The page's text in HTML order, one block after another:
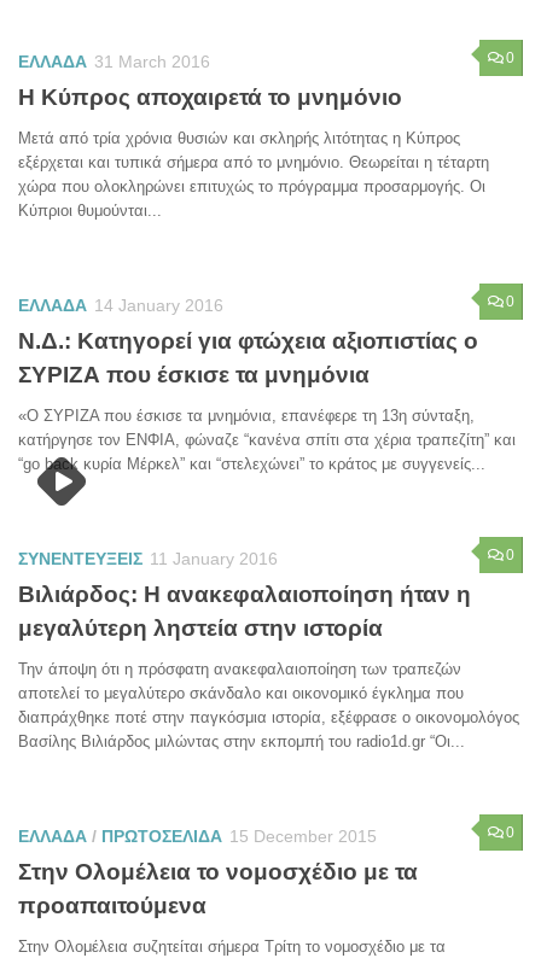
0
ΕΛΛΑΔΑ 31 March 2016
Η Κύπρος αποχαιρετά το μνημόνιο
Μετά από τρία χρόνια θυσιών και σκληρής λιτότητας η Κύπρος
εξέρχεται και τυπικά σήμερα από το μνημόνιο. Θεωρείται η τέταρτη
χώρα που ολοκληρώνει επιτυχώς το πρόγραμμα προσαρμογής. Οι
Κύπριοι θυμούνται...
0
ΕΛΛΑΔΑ 14 January 2016
Ν.Δ.: Κατηγορεί για φτώχεια αξιοπιστίας ο
ΣΥΡΙΖΑ που έσκισε τα μνημόνια
«Ο ΣΥΡΙΖΑ που έσκισε τα μνημόνια, επανέφερε τη 13η σύνταξη,
κατήργησε τον ΕΝΦΙΑ, φώναζε “κανένα σπίτι στα χέρια τραπεζίτη” και
“go back κυρία Μέρκελ” και “στελεχώνει” το κράτος με συγγενείς...
0
ΣΥΝΕΝΤΕΥΞΕΙΣ 11 January 2016
Βιλιάρδος: Η ανακεφαλαιοποίηση ήταν η
μεγαλύτερη ληστεία στην ιστορία
Την άποψη ότι η πρόσφατη ανακεφαλαιοποίηση των τραπεζών
αποτελεί το μεγαλύτερο σκάνδαλο και οικονομικό έγκλημα που
διαπράχθηκε ποτέ στην παγκόσμια ιστορία, εξέφρασε ο οικονομολόγος
Βασίλης Βιλιάρδος μιλώντας στην εκπομπή του radio1d.gr “Οι...
0
ΕΛΛΑΔΑ / ΠΡΩΤΟΣΕΛΙΔΑ 15 December 2015
Στην Ολομέλεια το νομοσχέδιο με τα
προαπαιτούμενα
Στην Ολομέλεια συζητείται σήμερα Τρίτη το νομοσχέδιο με τα